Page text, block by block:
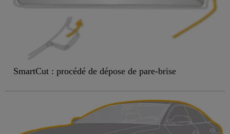
SmartCut : procédé de dépose de pare-brise